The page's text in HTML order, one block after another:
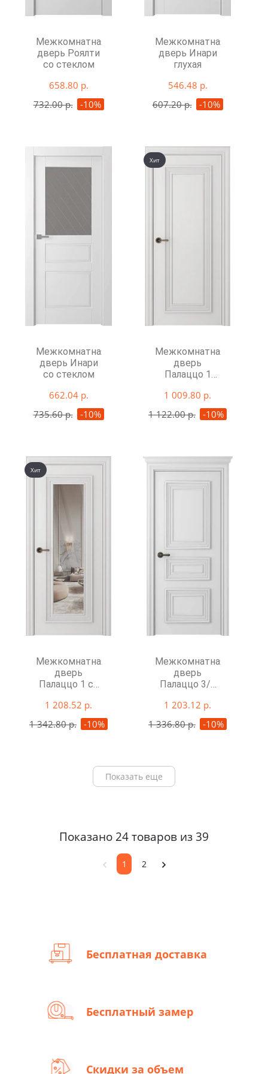
Межкомнатная
дверь Роялти
со стеклом
658.80 р.
732.00 р.
-10%
Межкомнатная
дверь Инари
глухая
546.48 р.
607.20 р.
-10%
Межкомнатная
дверь Инари
со стеклом
662.04 р.
735.60 р.
-10%
Хит
Межкомнатная
дверь
Палаццо 1
1 009.80 р.
1 122.00 р. -10%
Хит
Межкомнатная
дверь
Палаццо 1 со
1 208.52 р.
1 342.80 р. -10%
Межкомнатная
дверь
Палаццо 3/1
1 203.12 р.
1 336.80 р. -10%
Показать еще
Показано 24 товаров из 39
1 2
Бесплатная доставка
Бесплатный замер
Скидки за объем